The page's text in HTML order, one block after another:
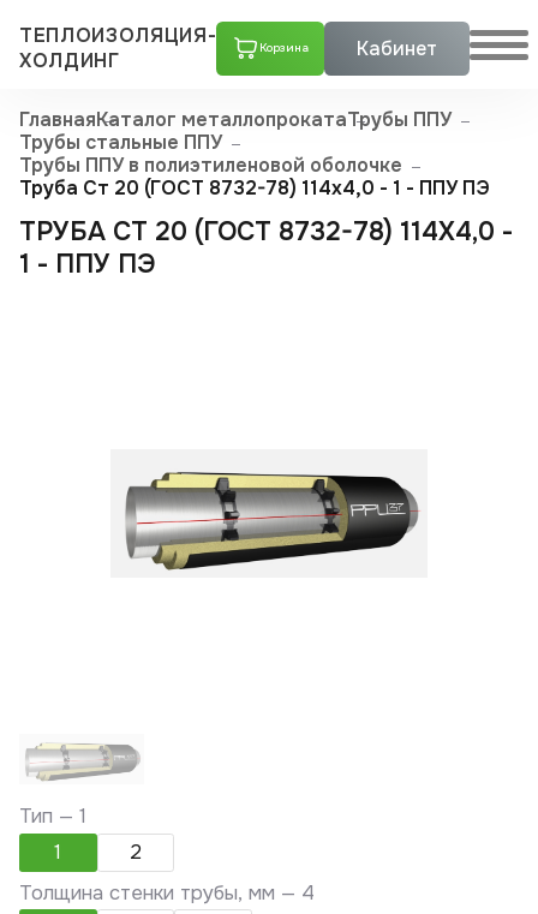
ТЕПЛОИЗОЛЯЦИЯ-
ХОЛДИНГ
Корзина Кабинет
ГлавнаяКаталог металлопрокатаТрубы ППУ
Трубы стальные ППУ
Трубы ППУ в полиэтиленовой оболочке
Труба Ст 20 (ГОСТ 8732-78) 114x4,0 - 1 - ППУ ПЭ
ТРУБА СТ 20 (ГОСТ 8732-78) 114X4,0 -
1 - ППУ ПЭ
Тип —1
1
2
Толщина стенки трубы, мм — 4